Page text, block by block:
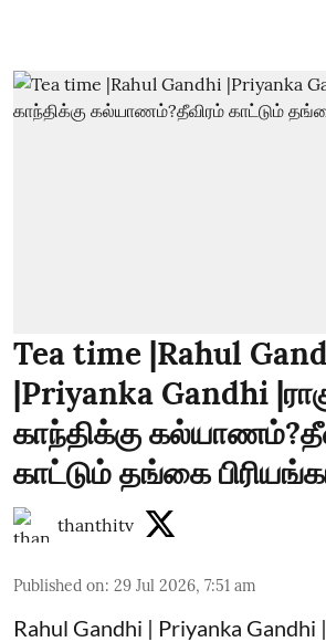
Tea time |Rahul
|Priyanka Gandhi
காந்திக்கு
காட்டும் தங்கை
thanthitv
Published on: 29 Jul 2026, 7:51 am
Rahul Gandhi | Priyanka Gandhi